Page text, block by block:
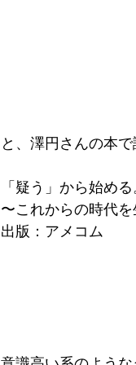
と、澤円さんの本
「疑う」から始め
〜これからの時代
出版：アメコム